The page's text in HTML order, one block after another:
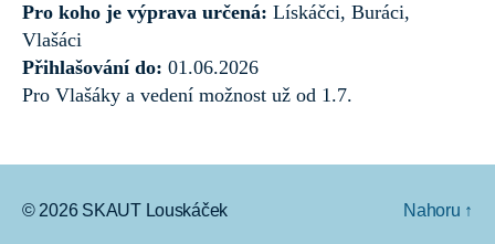
Pro koho je výprava určená: Lískáčci, Buráci,
Vlašáci
Přihlašování do: 01.06.2026
Pro Vlašáky a vedení možnost už od 1.7.
© 2026 SKAUT Louskáček Nahoru ↑